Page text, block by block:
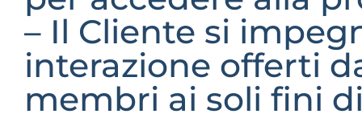
– Il Cliente si
interazione offerti
membri ai soli fini